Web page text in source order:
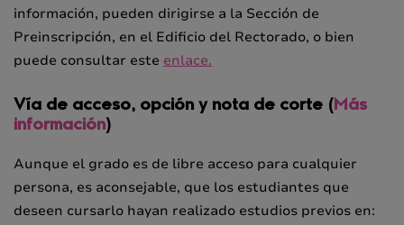
información, pueden dirigirse a la Sección de
Preinscripción, en el Edificio del Rectorado, o bien
puede consultar este enlace.
Vía de acceso, opción y nota de corte (Más
información)
Aunque el grado es de libre acceso para cualquier
persona, es aconsejable, que los estudiantes que
deseen cursarlo hayan realizado estudios previos en: